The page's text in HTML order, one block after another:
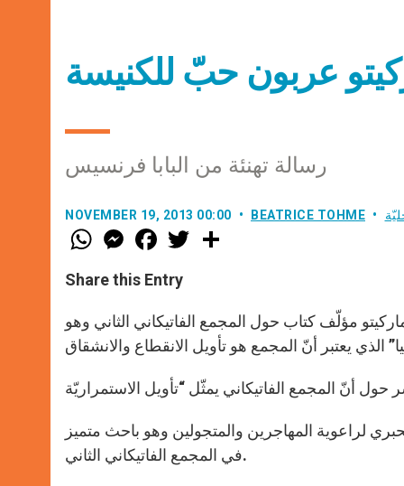
عربون حبّ للكنيسة
رسالة تهنئة من البابا فرنسيس
NOVEMBER 19, 2013 00:00 BEATRICE TOHME
W
h
t
s
p
p
M
e
s
e
g
e
r
F
a
e
b
o
k
w
r
Share this Entry
مؤلّف كتاب حول المجمع الفاتيكاني الثاني وهو
لراعوية المهاجرين والمتجولين وهو باحث متميز
في المجمع الفاتيكاني الثاني.